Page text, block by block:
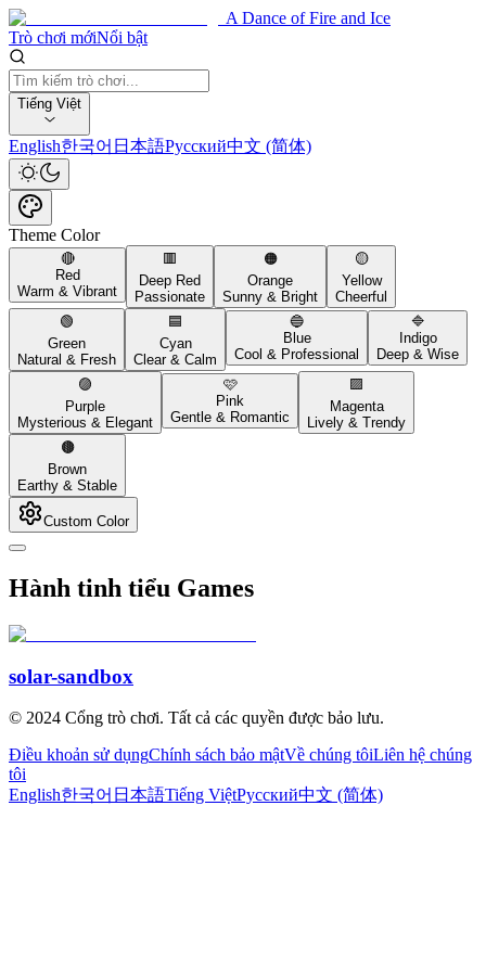
A Dance of Fire and Ice
Trò chơi mớiNổi bật
Tiếng Việt
English한국어 日本語Русский中文 (简体)
Theme Color
🔴
Red
Warm & Vibrant
🟥
Deep Red
Passionate
🟠
Orange
Sunny & Bright
🟡
Yellow
Cheerful
🟢
Green
Natural & Fresh
🟦
Cyan
Clear & Calm
🔵
Blue
Cool & Professional
🔷
Indigo
Deep & Wise
🟣
Purple
Mysterious & Elegant
🩷
Pink
Gentle & Romantic
🟪
Magenta
Lively & Trendy
🟤
Brown
Earthy & Stable
Custom Color
Hành tinh tiểu Games
solar-sandbox
© 2024 Cổng trò chơi. Tất cả các quyền được bảo lưu.
Điều khoản sử dụngChính sách bảo mậtVề chúng tôiLiên hệ chúng
tôi
English한국어 日本語Tiếng ViệtРусский中文 (简体)